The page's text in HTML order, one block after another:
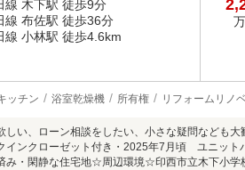
線 木下駅 徒歩9分
線 布佐駅 徒歩36分
線 小林駅 徒歩4.6km
ッチン 浴室乾燥機 所有権 リフォームリノ
しい、ローン相談をしたい、小さな疑問なども
インクローゼット付き・2025年7月頃 ユニッ
み・閑静な住宅地☆周辺環境☆印西市立木下小